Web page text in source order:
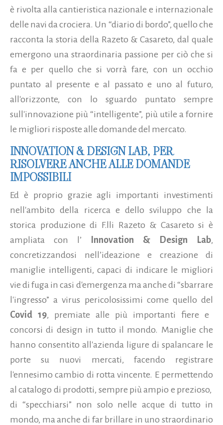
è rivolta alla cantieristica nazionale e internazionale
delle navi da crociera. Un “diario di bordo”, quello che
racconta la storia della Razeto & Casareto, dal quale
emergono una straordinaria passione per ciò che si
fa e per quello che si vorrà fare, con un occhio
puntato al presente e al passato e uno al futuro,
all'orizzonte, con lo sguardo puntato sempre
sull'innovazione più “intelligente”, più utile a fornire
le migliori risposte alle domande del mercato.
INNOVATION & DESIGN LAB, PER
RISOLVERE ANCHE ALLE DOMANDE
IMPOSSIBILI
Ed è proprio grazie agli importanti investimenti
nell'ambito della ricerca e dello sviluppo che la
storica produzione di F.lli Razeto & Casareto si è
ampliata con l’
Innovation & Design Lab,
concretizzandosi nell’ideazione e creazione di
maniglie intelligenti, capaci di indicare le migliori
vie di fuga in casi d'emergenza ma anche di “sbarrare
l'ingresso” a virus pericolosissimi come quello del
Covid 19, premiate alle più importanti fiere e
concorsi di design in tutto il mondo. Maniglie che
hanno consentito all'azienda ligure di spalancare le
porte su nuovi mercati, facendo registrare
l'ennesimo cambio di rotta vincente. E permettendo
al catalogo di prodotti, sempre più ampio e prezioso,
di “specchiarsi” non solo nelle acque di tutto in
mondo, ma anche di far brillare in uno straordinario